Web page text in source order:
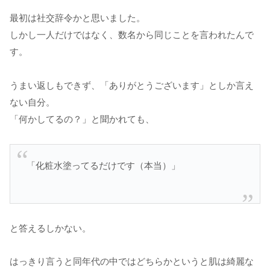
最初は社交辞令かと思いました。
しかし一人だけではなく、数名から同じことを言われたんで
す。
うまい返しもできず、「ありがとうございます」としか言え
ない自分。
「何かしてるの？」と聞かれても、
「化粧水塗ってるだけです（本当）」
と答えるしかない。
はっきり言うと同年代の中ではどちらかというと肌は綺麗な